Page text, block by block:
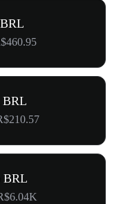
BRL
BRL